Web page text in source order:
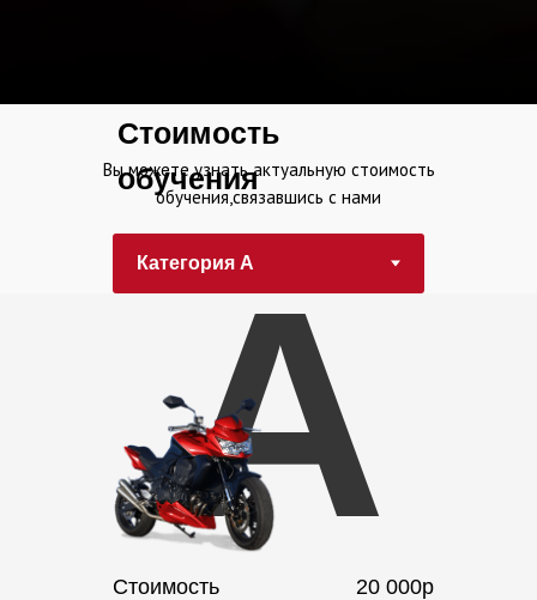
Стоимость
обучения
Вы можете узнать актуальную стоимость
обучения,связавшись с нами
А
Стоимость 20 000р